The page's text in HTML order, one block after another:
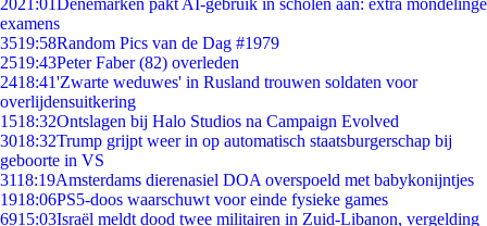
2021:01Denemarken pakt AI-gebruik in scholen aan: extra mondelinge
examens
3519:58Random Pics van de Dag #1979
2519:43Peter Faber (82) overleden
2418:41'Zwarte weduwes' in Rusland trouwen soldaten voor
overlijdensuitkering
1518:32Ontslagen bij Halo Studios na Campaign Evolved
3018:32Trump grijpt weer in op automatisch staatsburgerschap bij
geboorte in VS
3118:19Amsterdams dierenasiel DOA overspoeld met babykonijntjes
1918:06PS5-doos waarschuwt voor einde fysieke games
6915:03Israël meldt dood twee militairen in Zuid-Libanon, vergelding